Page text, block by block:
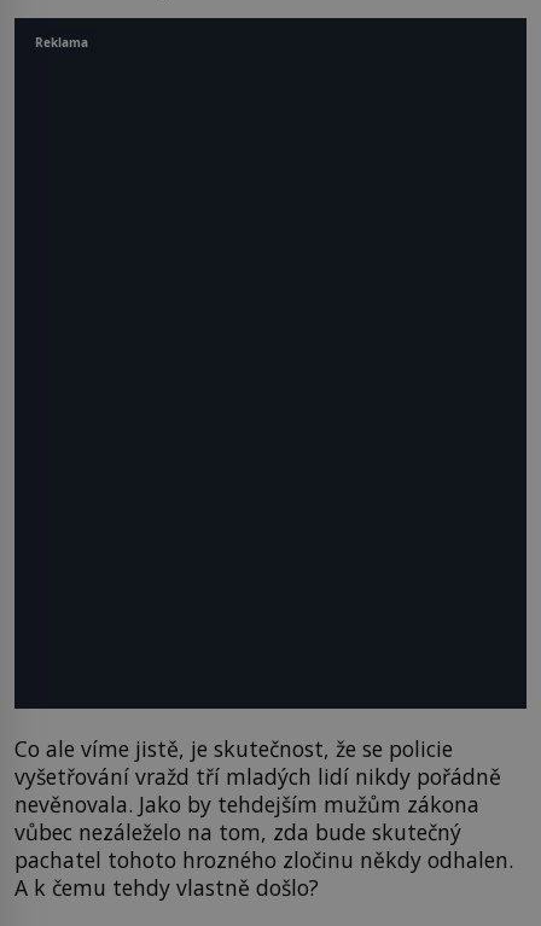
Co ale víme jistě, je skutečnost, že se policie
vyšetřování vražd tří mladých lidí nikdy pořádně
nevěnovala. Jako by tehdejším mužům zákona
vůbec nezáleželo na tom, zda bude skutečný
pachatel tohoto hrozného zločinu někdy odhalen.
A k čemu tehdy vlastně došlo?
Reklama